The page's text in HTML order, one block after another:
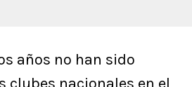
años no han sido